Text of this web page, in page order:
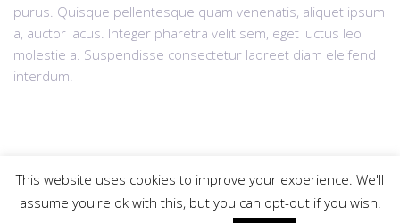
purus. Quisque pellentesque quam venenatis, aliquet ipsum
a, auctor lacus. Integer pharetra velit sem, eget luctus leo
molestie a. Suspendisse consectetur laoreet diam eleifend
interdum.
© 2025krdzaliclaw.comAll rights reserved | Web Design "CanaC"
This website uses cookies to improve your experience. We'll
assume you're ok with this, but you can opt-out if you wish.